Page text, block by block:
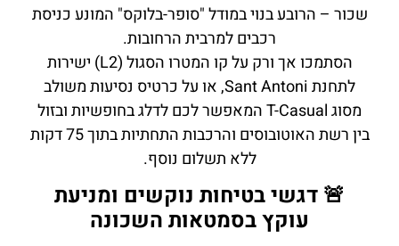
שכור – הרובע בנוי במודל "סופר-בלוקס" המונע כניסת
רכבים למרבית הרחובות.
הסתמכו אך ורק על קו המטרו הסגול (L2) ישירות
לתחנת Sant Antoni, או על כרטיס נסיעות משולב
מסוג T-Casual המאפשר לכם לדלג בחופשיות ובזול
בין רשת האוטובוסים והרכבות התחתיות בתוך 75 דקות
ללא תשלום נוסף.
🚨 דגשי בטיחות נוקשים ומניעת
עוקץ בסמטאות השכונה